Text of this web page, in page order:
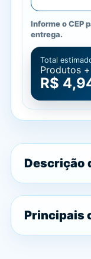
Informe o CEP
entrega.
Total
Produtos
R$
Descrição
Principais